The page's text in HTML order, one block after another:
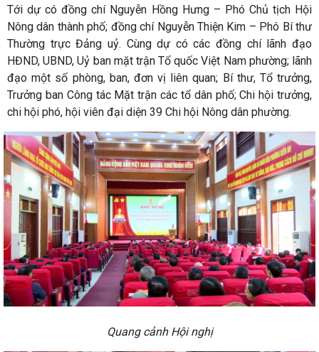
Tới dự có đồng chí Nguyễn Hồng Hưng – Phó Chủ tịch Hội
Nông dân thành phố; đồng chí Nguyễn Thiện Kim – Phó Bí thư
Thường trực Đảng uỷ. Cùng dự có các đồng chí lãnh đạo
HĐND, UBND, Uỷ ban mặt trận Tổ quốc Việt Nam phường; lãnh
đạo một số phòng, ban, đơn vị liên quan; Bí thư, Tổ trưởng,
Trưởng ban Công tác Mặt trận các tổ dân phố; Chi hội trưởng,
chi hội phó, hội viên đại diện 39 Chi hội Nông dân phường.
Quang cảnh Hội nghị